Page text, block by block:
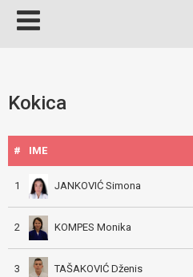
Kokica
# IME
1 JANKOVIĆ Simona
2 KOMPES Monika
3 TAŠAKOVIĆ Dženis